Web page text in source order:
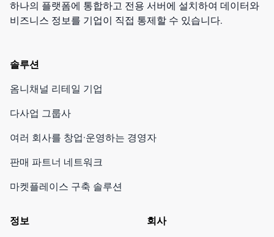
하나의 플랫폼에 통합하고 전용 서버에 설치하여 데이터와
비즈니스 정보를 기업이 직접 통제할 수 있습니다.
솔루션
옴니채널 리테일 기업
다사업 그룹사
여러 회사를 창업·운영하는 경영자
판매 파트너 네트워크
마켓플레이스 구축 솔루션
정보 회사